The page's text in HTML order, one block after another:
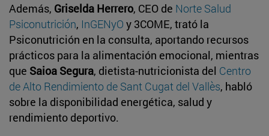
Además, Griselda Herrero, CEO de Norte Salud
Psiconutrición, InGENyO y 3COME, trató la
Psiconutrición en la consulta, aportando recursos
prácticos para la alimentación emocional, mientras
que Saioa Segura, dietista-nutricionista del Centro
de Alto Rendimiento de Sant Cugat del Vallès, habló
sobre la disponibilidad energética, salud y
rendimiento deportivo.